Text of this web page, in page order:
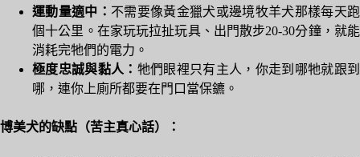
運動量適中： 不需要像黃金獵犬或邊境牧羊犬那樣每天跑
個十公里。在家玩玩拉扯玩具、出門散步20-30分鐘，就能
消耗完牠們的電力。
極度忠誠與黏人： 牠們眼裡只有主人，你走到哪牠就跟到
哪，連你上廁所都要在門口當保鑣。
博美犬的缺點（苦主真心話）：